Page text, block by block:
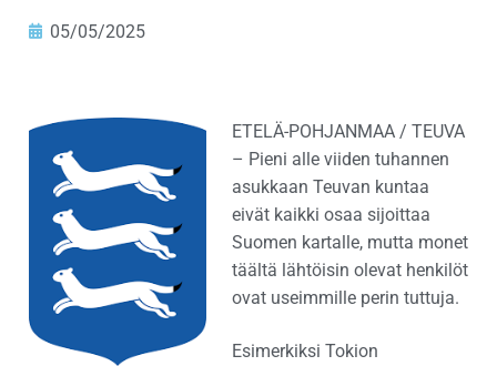
05/05/2025
ETELÄ-POHJANMAA / TEUVA
– Pieni alle viiden tuhannen
asukkaan Teuvan kuntaa
eivät kaikki osaa sijoittaa
Suomen kartalle, mutta monet
täältä lähtöisin olevat henkilöt
ovat useimmille perin tuttuja.
Esimerkiksi Tokion